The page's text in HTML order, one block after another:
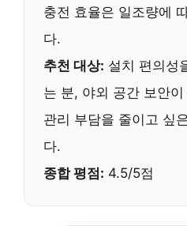
충전 효율은 일조량에
다.
추천 대상: 설치 편의성
는 분, 야외 공간 보안
관리 부담을 줄이고 싶
다.
종합 평점: 4.5/5점